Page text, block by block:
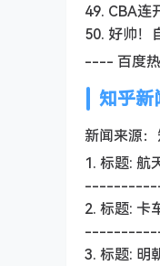
49. CBA连
50. 好帅！
---- 百度
知乎新
新闻来源
1. 标题: 航
2. 标题: 卡
3. 标题: 明